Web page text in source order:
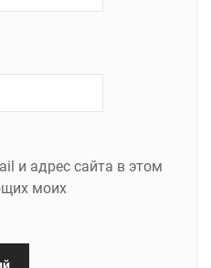
и адрес сайта в этом
моих